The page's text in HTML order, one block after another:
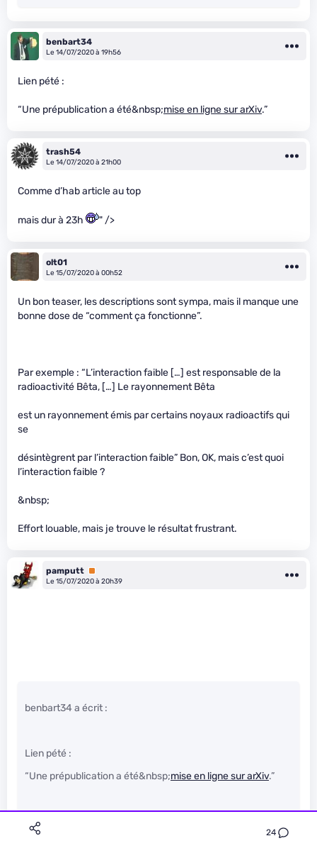
24
benbart34
Le 14/07/2020 à 19h56
Lien pété :
“Une prépublication a été&nbsp;mise en ligne sur arXiv.”
trash54
Le 14/07/2020 à 21h00
Comme d’hab article au top
mais dur à 23h " />
olt01
Le 15/07/2020 à 00h52
Un bon teaser, les descriptions sont sympa, mais il manque une
bonne dose de “comment ça fonctionne”.
Par exemple : “L’interaction faible […] est responsable de la
radioactivité Bêta, […] Le rayonnement Bêta
est un rayonnement émis par certains noyaux radioactifs qui
se
désintègrent par l’interaction faible” Bon, OK, mais c’est quoi
l’interaction faible ?
&nbsp;
Effort louable, mais je trouve le résultat frustrant.
pamputt Premium
Le 15/07/2020 à 20h39
benbart34 a écrit :
Lien pété :
“Une prépublication a été&nbsp;mise en ligne sur arXiv.”